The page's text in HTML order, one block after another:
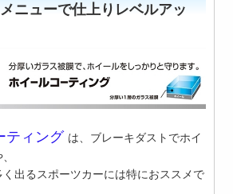
ニューで仕上りレベルアッ
ティング は、ブレーキダストでホイ
出るスポーツカーには特におススメで